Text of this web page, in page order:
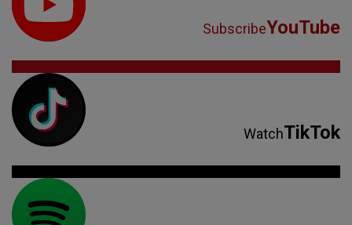
SubscribeYouTube
WatchTikTok